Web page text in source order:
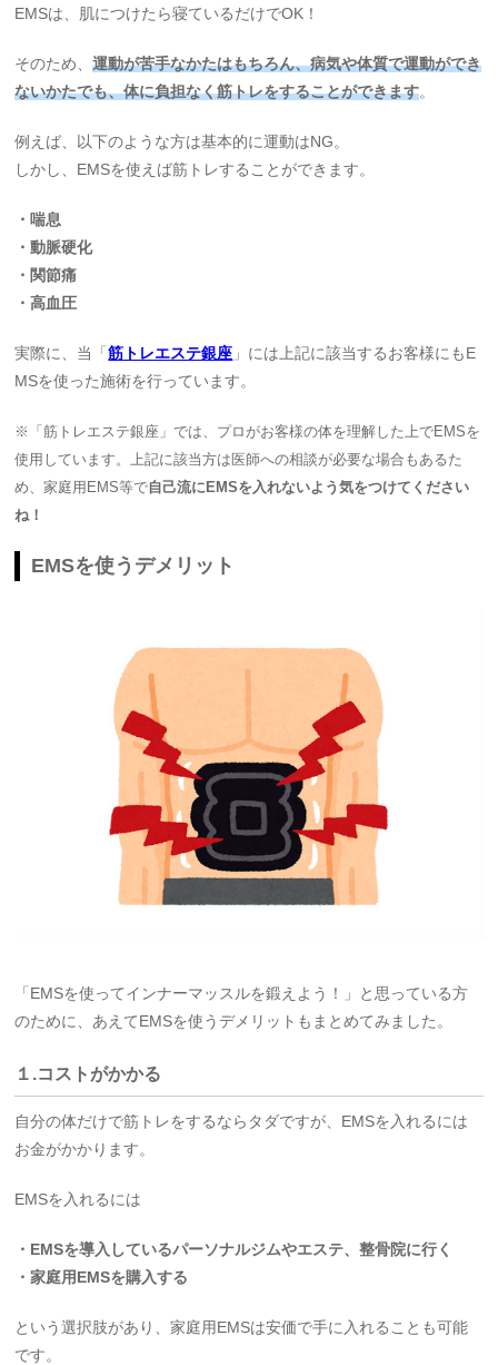
EMSは、肌につけたら寝ているだけでOK！
そのため、運動が苦手なかたはもちろん、病気や体質で運動ができ
ないかたでも、体に負担なく筋トレをすることができます。
例えば、以下のような方は基本的に運動はNG。
しかし、EMSを使えば筋トレすることができます。
・喘息
・動脈硬化
・関節痛
・高血圧
実際に、当「筋トレエステ銀座 」には上記に該当するお客様にもE
MSを使った施術を行っています。
※「筋トレエステ銀座」では、プロがお客様の体を理解した上でEMSを
使用しています。上記に該当方は医師への相談が必要な場合もあるた
め、家庭用EMS等で自己流にEMSを入れないよう気をつけてください
ね！
EMSを使うデメリット
「EMSを使ってインナーマッスルを鍛えよう！」と思っている方
のために、あえてEMSを使うデメリットもまとめてみました。
１.コストがかかる
自分の体だけで筋トレをするならタダですが、EMSを入れるには
お金がかかります。
EMSを入れるには
・EMSを導入しているパーソナルジムやエステ、整骨院に行く
・家庭用EMSを購入する
という選択肢があり、家庭用EMSは安価で手に入れることも可能
です。